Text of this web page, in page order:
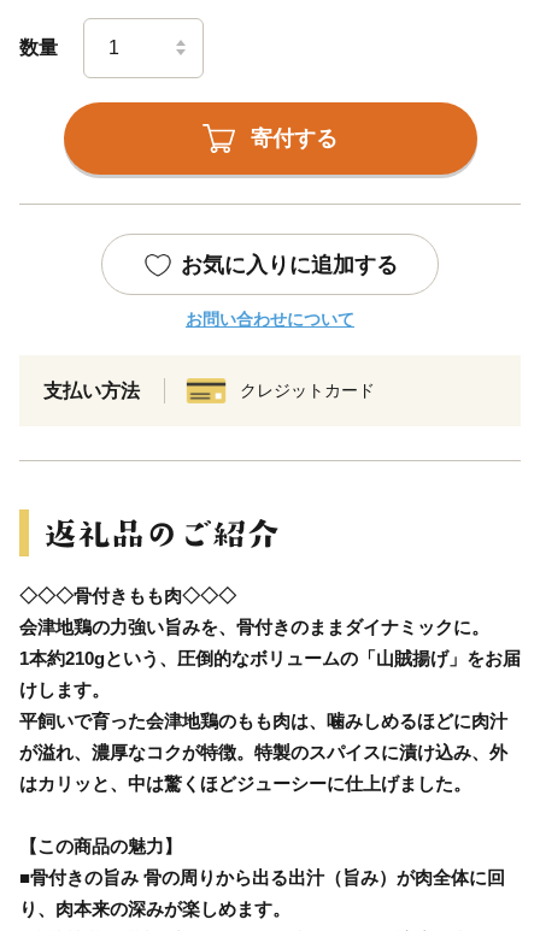
数量
寄付する
お気に入りに追加する
お問い合わせについて
支払い方法 クレジットカード
◇◇◇骨付きもも肉◇◇◇
会津地鶏の力強い旨みを、骨付きのままダイナミックに。
1本約210gという、圧倒的なボリュームの「山賊揚げ」をお届
けします。
平飼いで育った会津地鶏のもも肉は、噛みしめるほどに肉汁
が溢れ、濃厚なコクが特徴。特製のスパイスに漬け込み、外
はカリッと、中は驚くほどジューシーに仕上げました。
【この商品の魅力】
■骨付きの旨み 骨の周りから出る出汁（旨み）が肉全体に回
り、肉本来の深みが楽しめます。